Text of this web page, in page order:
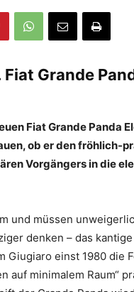
Fiat Grande
Fiat Grande Panda
ob er den fröhlich-
Vorgängers in die
und müssen
denken – das
Giugiaro einst 1980 die
auf minimalem Raum“